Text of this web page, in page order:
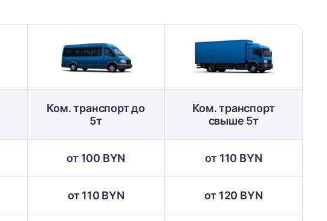
Ком. транспорт до
5т
Ком. транспорт
свыше 5т
от 100 BYN от 110 BYN
от 110 BYN от 120 BYN